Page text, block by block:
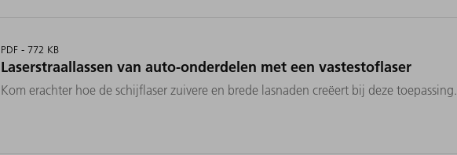
PDF - 772 KB
Laserstraallassen van auto-onderdelen met een vastestoflaser
Kom erachter hoe de schijflaser zuivere en brede lasnaden creëert bij deze toepassing.